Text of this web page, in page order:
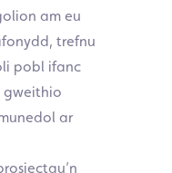
am eu
trefnu
pobl ifanc
gweithio
ar